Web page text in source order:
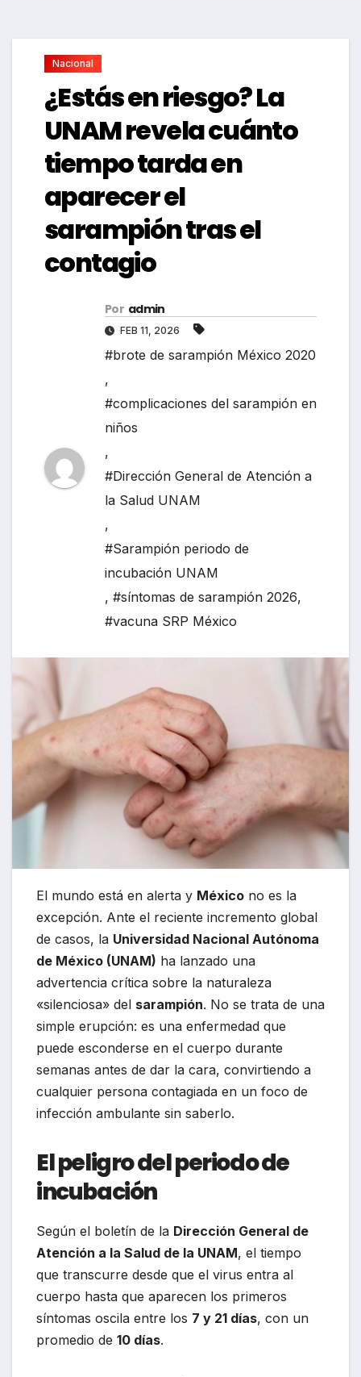
Nacional
¿Estás en riesgo? La
UNAM revela cuánto
tiempo tarda en
aparecer el
sarampión tras el
contagio
Por admin
FEB 11, 2026
#brote de sarampión México 2020
,
#complicaciones del sarampión en
niños
,
#Dirección General de Atención a
la Salud UNAM
,
#Sarampión periodo de
incubación UNAM
, #síntomas de sarampión 2026,
#vacuna SRP México
El mundo está en alerta y México no es la
excepción. Ante el reciente incremento global
de casos, la Universidad Nacional Autónoma
de México (UNAM) ha lanzado una
advertencia crítica sobre la naturaleza
«silenciosa» del sarampión. No se trata de una
simple erupción: es una enfermedad que
puede esconderse en el cuerpo durante
semanas antes de dar la cara, convirtiendo a
cualquier persona contagiada en un foco de
infección ambulante sin saberlo.
El peligro del periodo de
incubación
Según el boletín de la Dirección General de
Atención a la Salud de la UNAM, el tiempo
que transcurre desde que el virus entra al
cuerpo hasta que aparecen los primeros
síntomas oscila entre los 7 y 21 días, con un
promedio de 10 días.